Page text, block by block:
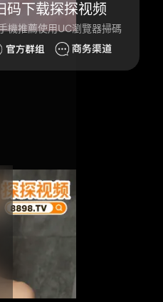
码下载探探视频
機推薦使用UC瀏覽器掃碼